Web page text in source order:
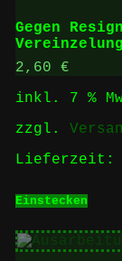
Gegen
Vereinzelung
2,60 €
inkl. 7 %
zzgl.
Lieferzeit:
Einstecken